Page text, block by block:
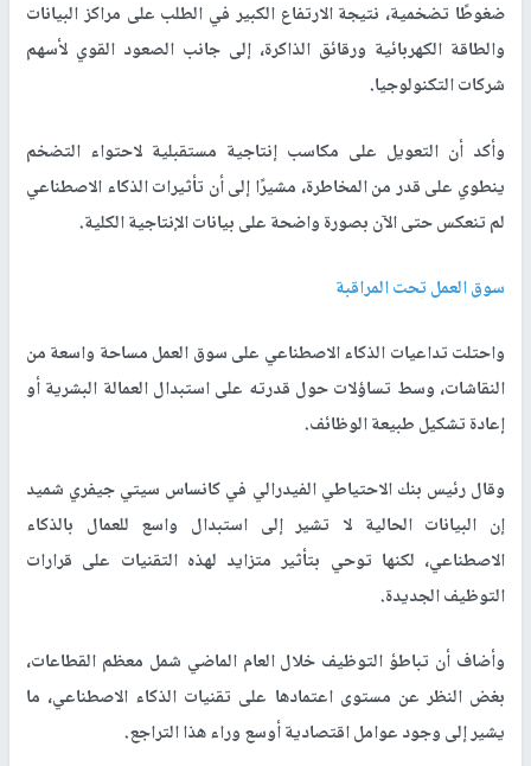
ضغوطًا تضخمية، نتيجة الارتفاع الكبير في الطلب على مراكز البيانات
والطاقة الكهربائية ورقائق الذاكرة، إلى جانب الصعود القوي لأسهم
شركات التكنولوجيا.
وأكد أن التعويل على مكاسب إنتاجية مستقبلية لاحتواء التضخم
ينطوي على قدر من المخاطرة، مشيرًا إلى أن تأثيرات الذكاء الاصطناعي
لم تنعكس حتى الآن بصورة واضحة على بيانات الإنتاجية الكلية.
سوق العمل تحت المراقبة
واحتلت تداعيات الذكاء الاصطناعي على سوق العمل مساحة واسعة من
النقاشات، وسط تساؤلات حول قدرته على استبدال العمالة البشرية أو
إعادة تشكيل طبيعة الوظائف.
وقال رئيس بنك الاحتياطي الفيدرالي في كانساس سيتي جيفري شميد
إن البيانات الحالية لا تشير إلى استبدال واسع للعمال بالذكاء
الاصطناعي، لكنها توحي بتأثير متزايد لهذه التقنيات على قرارات
التوظيف الجديدة.
وأضاف أن تباطؤ التوظيف خلال العام الماضي شمل معظم القطاعات،
بغض النظر عن مستوى اعتمادها على تقنيات الذكاء الاصطناعي، ما
يشير إلى وجود عوامل اقتصادية أوسع وراء هذا التراجع.